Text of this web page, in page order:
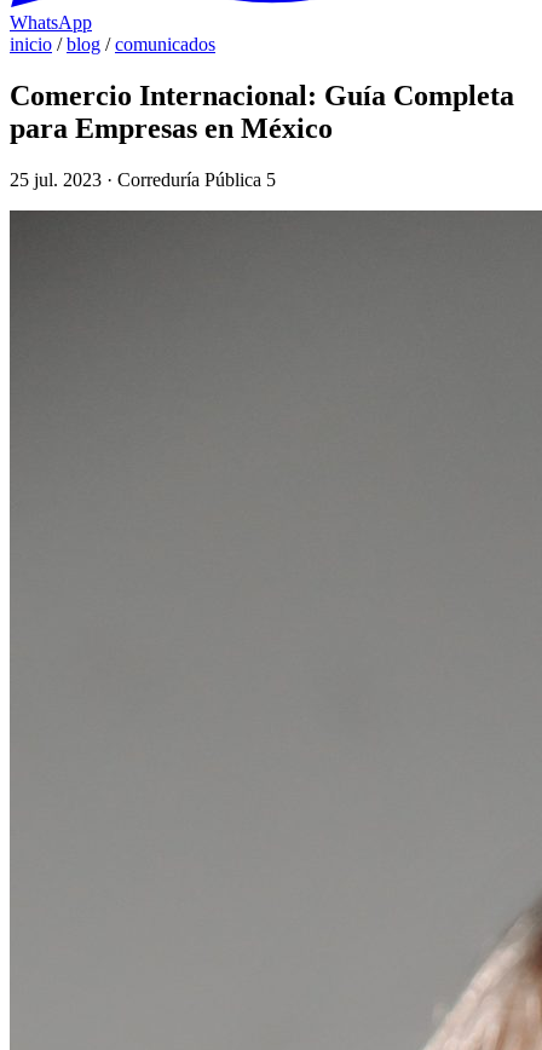
WhatsApp
inicio / blog / comunicados
Comercio Internacional: Guía Completa
para Empresas en México
25 jul. 2023 · Correduría Pública 5